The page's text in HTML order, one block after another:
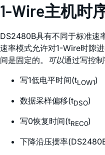
1-Wire主机时
DS2480B具有不同于标准速
速率模式允许对1-Wire时隙
间是固定的。
可以通过写控
写1低电平时间(tLOW1)
数据采样偏移(tDSO)
写0恢复时间(tREC0)
下降沿压摆率